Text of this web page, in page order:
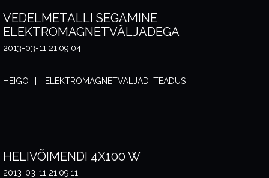
VEDELMETALLI SEGAMINE
ELEKTROMAGNETVÄLJADEGA
2013-03-11 21:09:04
HEIGO ELEKTROMAGNETVÄLJAD, TEADUS
HELIVÕIMENDI 4X100 W
2013-03-11 21:09:11